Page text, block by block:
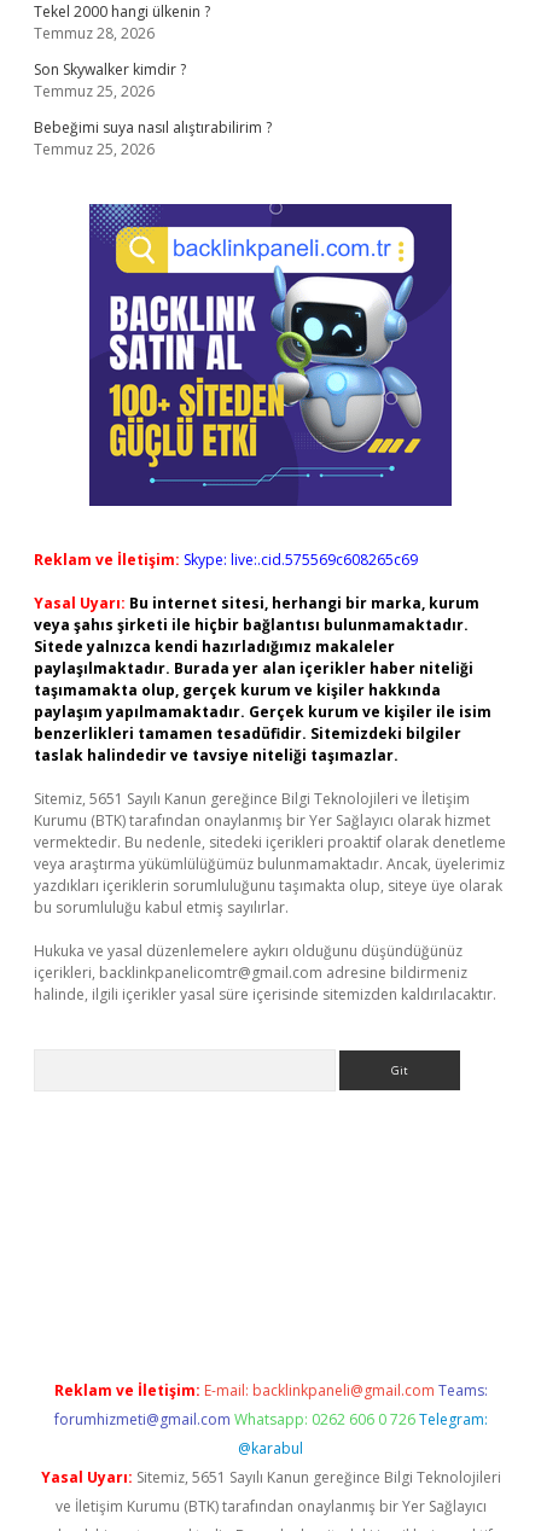
Tekel 2000 hangi ülkenin ?
Temmuz 28, 2026
Son Skywalker kimdir ?
Temmuz 25, 2026
Bebeğimi suya nasıl alıştırabilirim ?
Temmuz 25, 2026
Reklam ve İletişim: Skype: live:.cid.575569c608265c69
Yasal Uyarı: Bu internet sitesi, herhangi bir marka, kurum
veya şahıs şirketi ile hiçbir bağlantısı bulunmamaktadır.
Sitede yalnızca kendi hazırladığımız makaleler
paylaşılmaktadır. Burada yer alan içerikler haber niteliği
taşımamakta olup, gerçek kurum ve kişiler hakkında
paylaşım yapılmamaktadır. Gerçek kurum ve kişiler ile isim
benzerlikleri tamamen tesadüfidir. Sitemizdeki bilgiler
taslak halindedir ve tavsiye niteliği taşımazlar.
Sitemiz, 5651 Sayılı Kanun gereğince Bilgi Teknolojileri ve İletişim
Kurumu (BTK) tarafından onaylanmış bir Yer Sağlayıcı olarak hizmet
vermektedir. Bu nedenle, sitedeki içerikleri proaktif olarak denetleme
veya araştırma yükümlülüğümüz bulunmamaktadır. Ancak, üyelerimiz
yazdıkları içeriklerin sorumluluğunu taşımakta olup, siteye üye olarak
bu sorumluluğu kabul etmiş sayılırlar.
Hukuka ve yasal düzenlemelere aykırı olduğunu düşündüğünüz
içerikleri, backlinkpanelicomtr@gmail.com adresine bildirmeniz
halinde, ilgili içerikler yasal süre içerisinde sitemizden kaldırılacaktır.
Reklam ve İletişim: E-mail: backlinkpaneli@gmail.com Teams:
forumhizmeti@gmail.com Whatsapp: 0262 606 0 726 Telegram:
@karabul
Yasal Uyarı: Sitemiz, 5651 Sayılı Kanun gereğince Bilgi Teknolojileri
ve İletişim Kurumu (BTK) tarafından onaylanmış bir Yer Sağlayıcı